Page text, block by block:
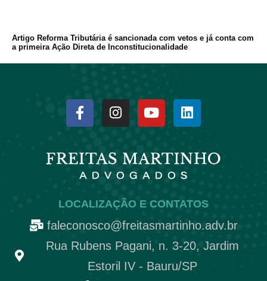
Artigo Reforma Tributária é sancionada com vetos e já conta com
a primeira Ação Direta de Inconstitucionalidade
LOCALIZAÇÃO E CONTATOS
faleconosco@freitasmartinho.adv.br
Rua Rubens Pagani, n. 3-20, Jardim
Estoril IV - Bauru/SP